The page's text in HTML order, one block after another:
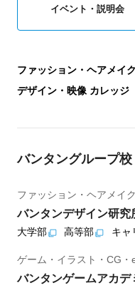
ファッション・ヘアメイ
デザイン・映像 カレッジ
イベント・説明会
バンタングループ校
ファッション・ヘアメイ
バンタンデザイン研究
大学部 高等部 キャ
ゲーム・イラスト・CG・
バンタンゲームアカデ